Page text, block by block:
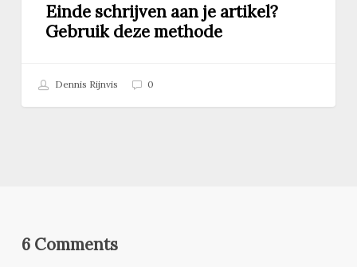
Einde schrijven aan je artikel?
Gebruik deze methode
Dennis Rijnvis 0
6 Comments